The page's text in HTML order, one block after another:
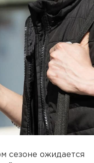
сезоне ожидается